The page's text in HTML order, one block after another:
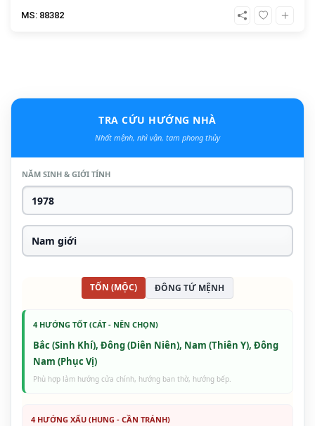
MS: 88382
TRA CỨU HƯỚNG NHÀ
Nhất mệnh, nhì vận, tam phong thủy
NĂM SINH & GIỚI TÍNH
TỐN (MỘC) ĐÔNG TỨ MỆNH
4 HƯỚNG TỐT (CÁT - NÊN CHỌN)
Bắc (Sinh Khí), Đông (Diên Niên), Nam (Thiên Y), Đông
Nam (Phục Vị)
Phù hợp làm hướng cửa chính, hướng ban thờ, hướng bếp.
4 HƯỚNG XẤU (HUNG - CẦN TRÁNH)